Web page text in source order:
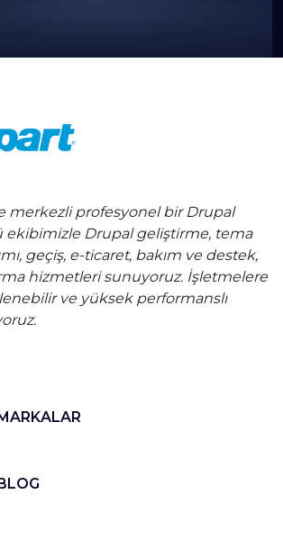
merkezli profesyonel bir Drupal
ekibimizle Drupal geliştirme, tema
geçiş, e-ticaret, bakım ve destek,
hizmetleri sunuyoruz. İşletmelere
ve yüksek performanslı